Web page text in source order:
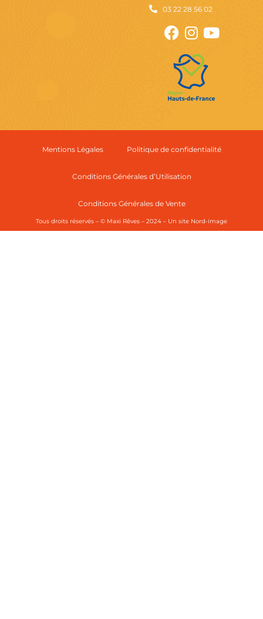
03 22 28 56 02
Mentions Légales Politique de confidentialité
Conditions Générales d’Utilisation
Conditions Générales de Vente
Tous droits réservés – © Maxi Rêves – 2024 – Un site Nord-image